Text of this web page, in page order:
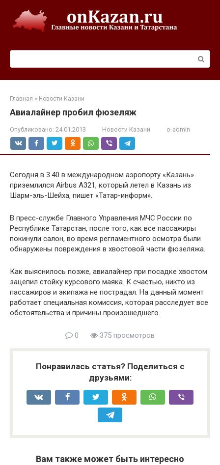
контенту
Главная » Новости Казани
Авиалайнер пробил фюзеляж
Опубликовано: 24.01.2013 Новости Казани o-admin
Сегодня в 3.40 в международном аэропорту «Казань»
приземлился Airbus A321, который летел в Казань из
Шарм-эль-Шейха, пишет «Татар-информ».
В пресс-службе Главного Управления МЧС России по
Республике Татарстан, после того, как все пассажиры
покинули салон, во время регламентного осмотра были
обнаружены повреждения в хвостовой части фюзеляжа.
Как выяснилось позже, авиалайнер при посадке хвостом
зацепил стойку курсового маяка. К счастью, никто из
пассажиров и экипажа не пострадал. На данный момент
работает специальная комиссия, которая расследует все
обстоятельства и причины произошедшего.
0 375 просмотров
Понравилась статья? Поделиться с
друзьями:
Вам также может быть интересно